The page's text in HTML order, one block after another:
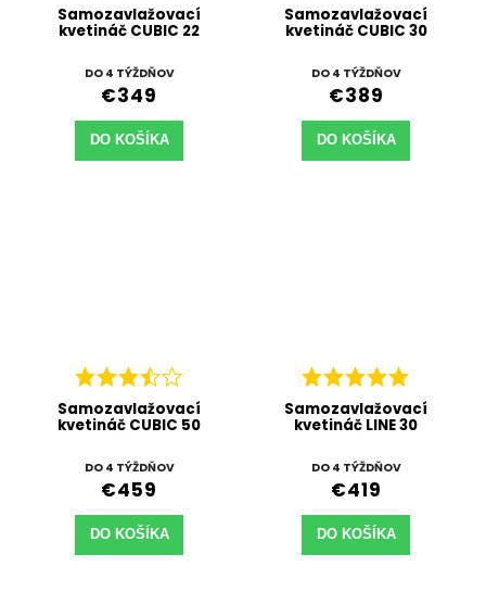
Samozavlažovací
kvetináč CUBIC 22
DO 4 TÝŽDŇOV
€349
DO KOŠÍKA
Samozavlažovací
kvetináč CUBIC 30
DO 4 TÝŽDŇOV
€389
DO KOŠÍKA
Samozavlažovací
kvetináč CUBIC 50
DO 4 TÝŽDŇOV
€459
DO KOŠÍKA
Samozavlažovací
kvetináč LINE 30
DO 4 TÝŽDŇOV
€419
DO KOŠÍKA